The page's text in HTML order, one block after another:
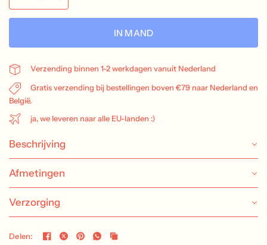
IN MAND
Verzending binnen 1-2 werkdagen vanuit Nederland
Gratis verzending bij bestellingen boven €79 naar Nederland en
België.
ja, we leveren naar alle EU-landen :)
Beschrijving
Afmetingen
Verzorging
Delen: